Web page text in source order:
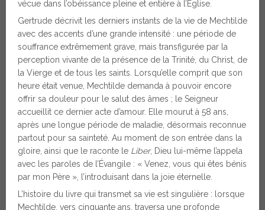
vécue dans l’obéissance pleine et entière à l’Église.
Gertrude décrivit les derniers instants de la vie de Mechtilde
avec des accents d’une grande intensité : une période de
souffrance extrêmement grave, mais transfigurée par la
perception vivante de la présence de la Trinité, du Christ, de
la Vierge et de tous les saints. Lorsqu’elle comprit que son
heure était venue, Mechtilde demanda à pouvoir encore
offrir sa douleur pour le salut des âmes ; le Seigneur
accueillit ce dernier acte d’amour. Elle mourut à 58 ans,
après une longue période de maladie, désormais reconnue
partout pour sa sainteté. Au moment de son entrée dans la
gloire, ainsi que le raconte le Liber, Dieu lui-même l’appela
avec les paroles de l’Évangile : « Venez, vous qui êtes bénis
par mon Père », l’introduisant dans la joie éternelle.
L’histoire du livre qui transmet sa vie est singulière : lorsque
Mechtilde, vers cinquante ans, traversa une profonde